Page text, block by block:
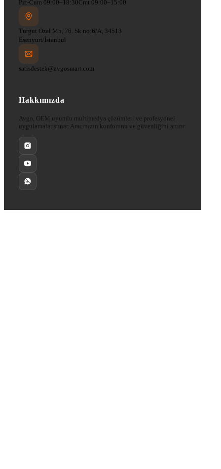
Pzt-Cum 09:00–18:30Cmt 09:00–15:00
Turgut Özal Mh, 76. Sk no:6/A, 34513
Esenyurt/İstanbul
satisdestek@avgosmart.com
Hakkımızda
Avgo, OEM uyumlu multimedya çözümleri ve profesyonel
uygulamalar sunar. Aracınızın konforunu ve güvenliğini artırır.